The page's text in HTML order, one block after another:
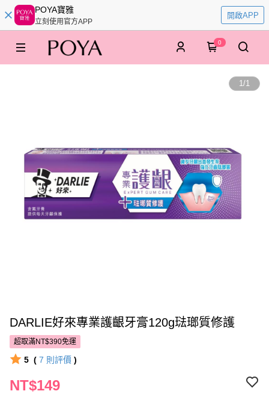
POYA寶雅
立刻使用官方APP
開啟APP
0
1/1
DARLIE好來專業護齦牙膏120g琺瑯質修護
超取滿NT$390免運
5 ( 7 則評價 )
NT$149